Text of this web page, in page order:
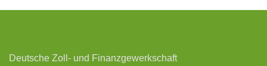
Deutsche Zoll- und Finanzgewerkschaft